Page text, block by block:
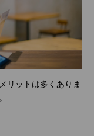
リットは多くありま